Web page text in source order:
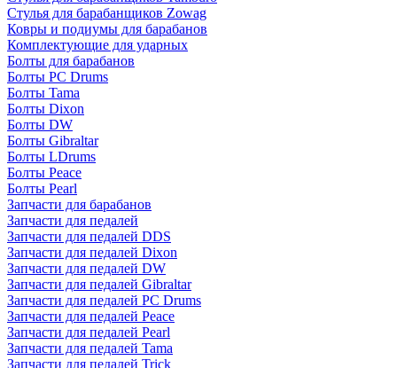
Стулья для барабанщиков Zowag
Ковры и подиумы для барабанов
Комплектующие для ударных
Болты для барабанов
Болты PC Drums
Болты Tama
Болты Dixon
Болты DW
Болты Gibraltar
Болты LDrums
Болты Peace
Болты Pearl
Запчасти для барабанов
Запчасти для педалей
Запчасти для педалей DDS
Запчасти для педалей Dixon
Запчасти для педалей DW
Запчасти для педалей Gibraltar
Запчасти для педалей PC Drums
Запчасти для педалей Peace
Запчасти для педалей Pearl
Запчасти для педалей Tama
Запчасти для педалей Trick